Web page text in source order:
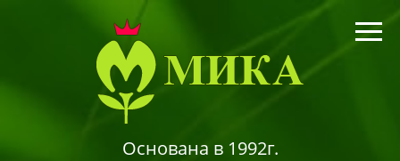
Основана в 1992г.